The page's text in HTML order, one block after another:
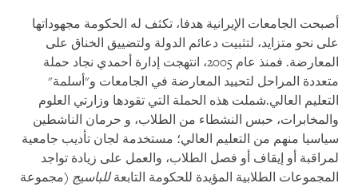
أصبحت الجامعات الإيرانية هدفا، تكثف له الحكومة مجهوداتها
على نحو متزايد، لتثبيت دعائم الدولة ولتضييق الخناق على
المعارضة. فمنذ عام 2005، انتهجت إدارة أحمدي نجاد حملة
متعددة المراحل لتحييد المعارضة في الجامعات و"أسلمة"
التعليم العالي.شملت هذه الحملة التي تقودها وزارتي العلوم
والمخابرات، حبس النشطاء من الطلاب، و حرمان الناشطين
سياسيا منهم من التعليم العالي؛ مستخدمة لجان تأديب جامعية
لمراقبة أو إيقاف أو فصل الطلاب، والعمل على زيادة تواجد
المجموعات الطلابية المؤيدة للحكومة التابعةللباسيج (مجموعة